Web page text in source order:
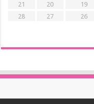
19
20
21
26
27
28